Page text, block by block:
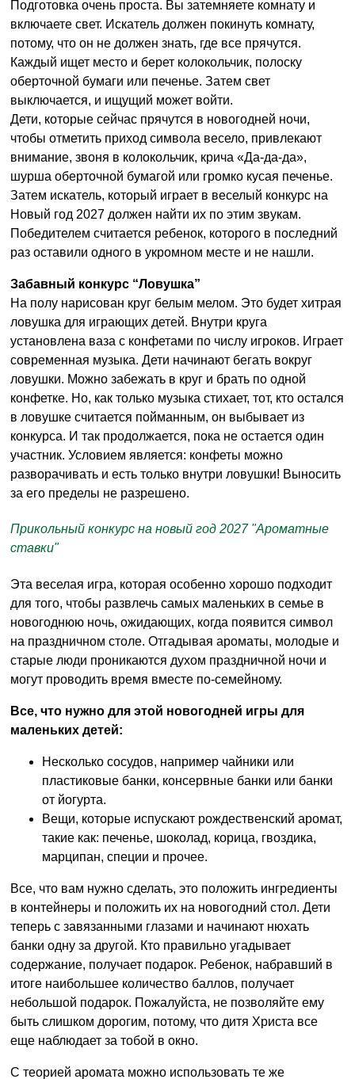
Подготовка очень проста. Вы затемняете комнату и
включаете свет. Искатель должен покинуть комнату,
потому, что он не должен знать, где все прячутся.
Каждый ищет место и берет колокольчик, полоску
оберточной бумаги или печенье. Затем свет
выключается, и ищущий может войти.
Дети, которые сейчас прячутся в новогодней ночи,
чтобы отметить приход символа весело, привлекают
внимание, звоня в колокольчик, крича «Да-да-да»,
шурша оберточной бумагой или громко кусая печенье.
Затем искатель, который играет в веселый конкурс на
Новый год 2027 должен найти их по этим звукам.
Победителем считается ребенок, которого в последний
раз оставили одного в укромном месте и не нашли.
Забавный конкурс “Ловушка”
На полу нарисован круг белым мелом. Это будет хитрая
ловушка для играющих детей. Внутри круга
установлена ваза с конфетами по числу игроков. Играет
современная музыка. Дети начинают бегать вокруг
ловушки. Можно забежать в круг и брать по одной
конфетке. Но, как только музыка стихает, тот, кто остался
в ловушке считается пойманным, он выбывает из
конкурса. И так продолжается, пока не остается один
участник. Условием является: конфеты можно
разворачивать и есть только внутри ловушки! Выносить
за его пределы не разрешено.
Прикольный конкурс на новый год 2027 "Ароматные
ставки"
Эта веселая игра, которая особенно хорошо подходит
для того, чтобы развлечь самых маленьких в семье в
новогоднюю ночь, ожидающих, когда появится символ
на праздничном столе. Отгадывая ароматы, молодые и
старые люди проникаются духом праздничной ночи и
могут проводить время вместе по-семейному.
Все, что нужно для этой новогодней игры для
маленьких детей:
Несколько сосудов, например чайники или
пластиковые банки, консервные банки или банки
от йогурта.
Вещи, которые испускают рождественский аромат,
такие как: печенье, шоколад, корица, гвоздика,
марципан, специи и прочее.
Все, что вам нужно сделать, это положить ингредиенты
в контейнеры и положить их на новогодний стол. Дети
теперь с завязанными глазами и начинают нюхать
банки одну за другой. Кто правильно угадывает
содержание, получает подарок. Ребенок, набравший в
итоге наибольшее количество баллов, получает
небольшой подарок. Пожалуйста, не позволяйте ему
быть слишком дорогим, потому, что дитя Христа все
еще наблюдает за тобой в окно.
С теорией аромата можно использовать те же